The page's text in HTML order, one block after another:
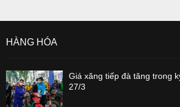
HÀNG HÓA
Giá xăng tiếp đà tăng trong
27/3